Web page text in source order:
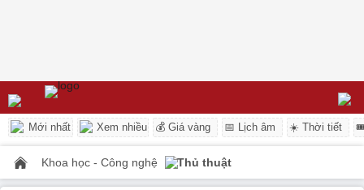
Mới nhất Xem nhiều 💰 Giá vàng 📅 Lịch âm ☀️ Thời tiết
Khoa học - Công nghệ Thủ thuật